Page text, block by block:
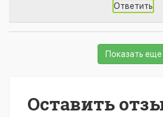
Ответить
Показать еще
Оставить